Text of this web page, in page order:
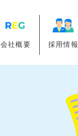
会社概要 採用情報